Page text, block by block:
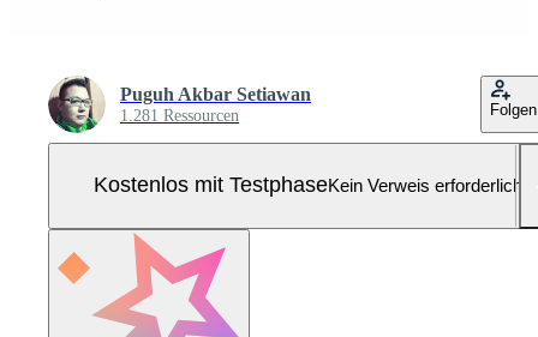
Puguh Akbar Setiawan
1.281 Ressourcen Folgen
Kostenlos mit TestphaseKein Verweis erforderlich